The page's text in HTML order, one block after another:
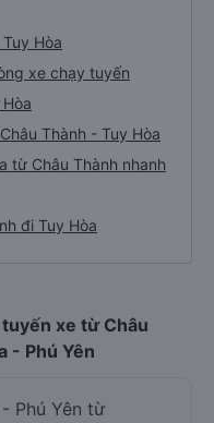
Hòa
xe chạy tuyến
Thành - Tuy Hòa
từ Châu Thành nhanh
đi Tuy Hòa
xe từ Châu
- Phú Yên
Phú Yên từ